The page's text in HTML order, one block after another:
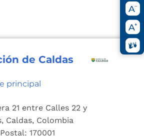
de Caldas
principal
21 entre Calles 22 y
Caldas, Colombia
170001